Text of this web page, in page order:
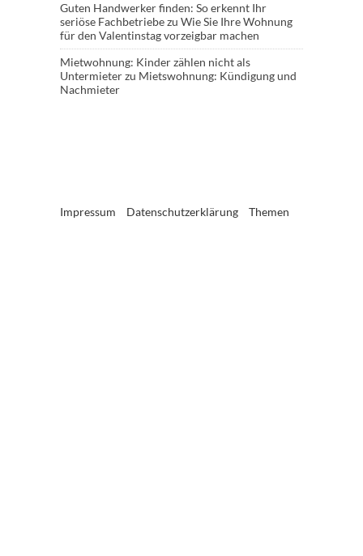
Guten Handwerker finden: So erkennt Ihr
seriöse Fachbetriebezu Wie Sie Ihre Wohnung
für den Valentinstag vorzeigbar machen
Mietwohnung: Kinder zählen nicht als
Untermieterzu Mietswohnung: Kündigung und
Nachmieter
Impressum Datenschutzerklärung Themen